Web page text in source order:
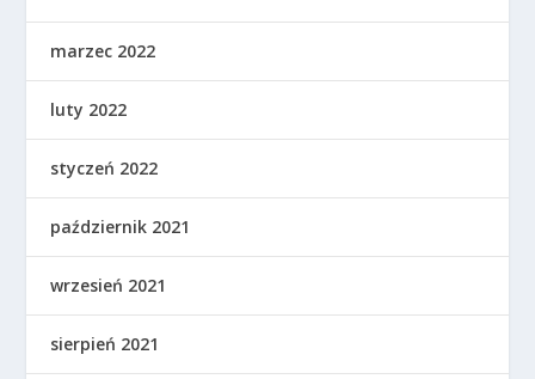
marzec 2022
luty 2022
styczeń 2022
październik 2021
wrzesień 2021
sierpień 2021